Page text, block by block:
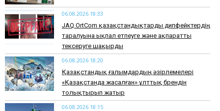
06.08.2026 18:33
JAQ.OrtCom қазақстандықтарды дипфейктердің
таралуына ықпал етпеуге және ақпаратты
тексеруге шақырды
06.08.2026 18:20
Қазақстандық ғалымдардың әзірлемелері
«Қазақстанда жасалған» ұлттық брендін
толықтырып жатыр
06.08.2026 18:15